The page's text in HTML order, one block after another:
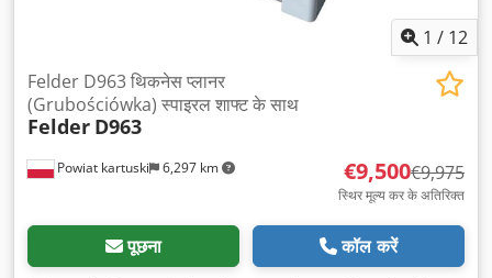
1 / 12
Powiat kartuski 6,297 km
Felder D963 थिकनेस प्लानर
(Grubościówka) स्पाइरल शाफ्ट के साथ
Felder D963
€9,500€9,975
स्थिर मूल्य कर के अतिरिक्त
पूछना कॉल करें